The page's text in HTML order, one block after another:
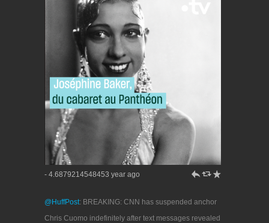
- 4.6879214548453 year ago h J R
@HuffPost: BREAKING: CNN has suspended anchor
Chris Cuomo indefinitely after text messages revealed